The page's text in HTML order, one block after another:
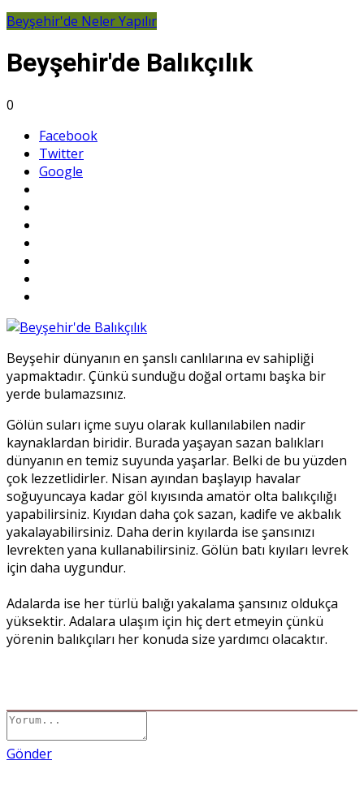
Beyşehir'de Neler Yapılır
Beyşehir'de Balıkçılık
0
Facebook
Twitter
Google
Beyşehir dünyanın en şanslı canlılarına ev sahipliği
yapmaktadır. Çünkü sunduğu doğal ortamı başka bir
yerde bulamazsınız.
Gölün suları içme suyu olarak kullanılabilen nadir
kaynaklardan biridir. Burada yaşayan sazan balıkları
dünyanın en temiz suyunda yaşarlar. Belki de bu yüzden
çok lezzetlidirler. Nisan ayından başlayıp havalar
soğuyuncaya kadar göl kıyısında amatör olta balıkçılığı
yapabilirsiniz. Kıyıdan daha çok sazan, kadife ve akbalık
yakalayabilirsiniz. Daha derin kıyılarda ise şansınızı
levrekten yana kullanabilirsiniz. Gölün batı kıyıları levrek
için daha uygundur.
Adalarda ise her türlü balığı yakalama şansınız oldukça
yüksektir. Adalara ulaşım için hiç dert etmeyin çünkü
yörenin balıkçıları her konuda size yardımcı olacaktır.
Gönder